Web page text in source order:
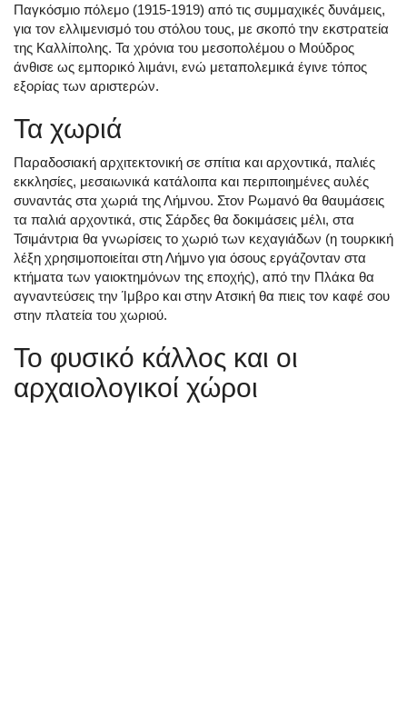
Παγκόσμιο πόλεμο (1915-1919) από τις συμμαχικές δυνάμεις,
για τον ελλιμενισμό του στόλου τους, με σκοπό την εκστρατεία
της Καλλίπολης. Τα χρόνια του μεσοπολέμου ο Μούδρος
άνθισε ως εμπορικό λιμάνι, ενώ μεταπολεμικά έγινε τόπος
εξορίας των αριστερών.
Τα χωριά
Παραδοσιακή αρχιτεκτονική σε σπίτια και αρχοντικά, παλιές
εκκλησίες, μεσαιωνικά κατάλοιπα και περιποιημένες αυλές
συναντάς στα χωριά της Λήμνου. Στον Ρωμανό θα θαυμάσεις
τα παλιά αρχοντικά, στις Σάρδες θα δοκιμάσεις μέλι, στα
Τσιμάντρια θα γνωρίσεις το χωριό των κεχαγιάδων (η τουρκική
λέξη χρησιμοποιείται στη Λήμνο για όσους εργάζονταν στα
κτήματα των γαιοκτημόνων της εποχής), από την Πλάκα θα
αγναντεύσεις την Ίμβρο και στην Ατσική θα πιεις τον καφέ σου
στην πλατεία του χωριού.
Το φυσικό κάλλος και οι
αρχαιολογικοί χώροι